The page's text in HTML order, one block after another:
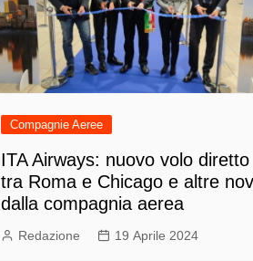
Compagnie Aeree
ITA Airways: nuovo volo diretto
tra Roma e Chicago e altre
dalla compagnia aerea
Redazione 19 Aprile 2024